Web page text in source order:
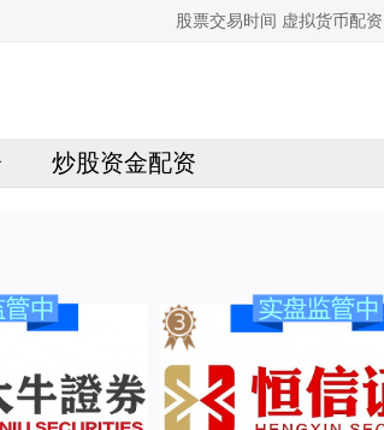
股票交易时间 虚拟货币配
炒股资金配资